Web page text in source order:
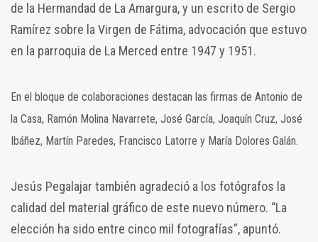
de la Hermandad de La Amargura, y un escrito de Sergio
Ramírez sobre la Virgen de Fátima, advocación que estuvo
en la parroquia de La Merced entre 1947 y 1951.
En el bloque de colaboraciones destacan las firmas de Antonio de
la Casa, Ramón Molina Navarrete, José García, Joaquín Cruz, José
Ibáñez, Martín Paredes, Francisco Latorre y María Dolores Galán.
Jesús Pegalajar también agradeció a los fotógrafos la
calidad del material gráfico de este nuevo número. “La
elección ha sido entre cinco mil fotografías”, apuntó.